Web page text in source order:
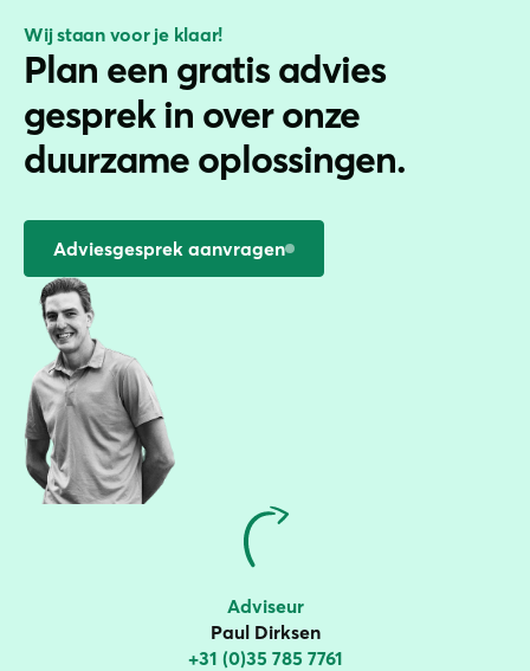
Wij staan voor je klaar!
Plan een gratis advies
gesprek in over onze
duurzame oplossingen.
Adviesgesprek aanvragen
Adviseur
Paul Dirksen
+31 (0)35 785 7761